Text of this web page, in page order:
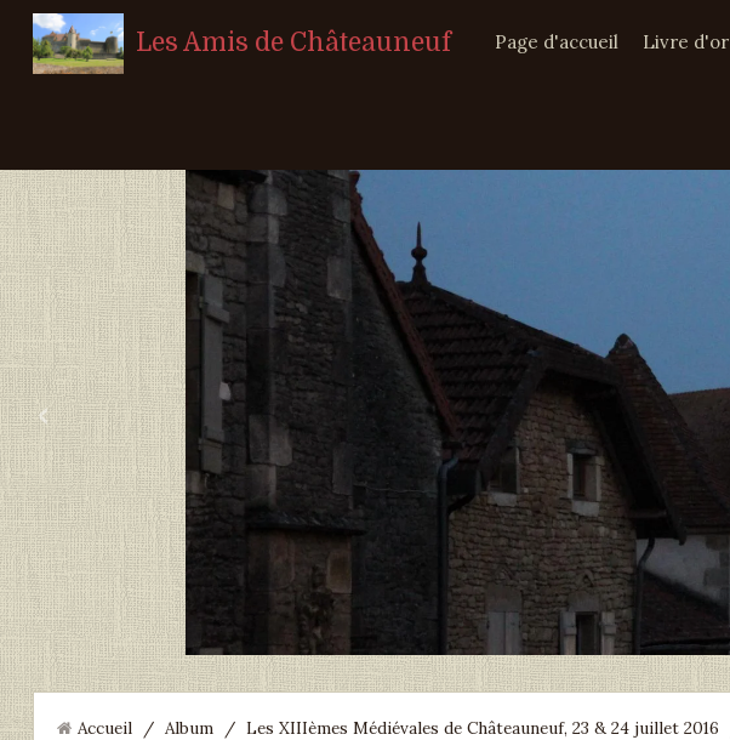
Les Amis de Châteauneuf Page d'accueil Livre d'or
‹
Accueil / Album / Les XIIIèmes Médiévales de Châteauneuf, 23 & 24 juillet 2016